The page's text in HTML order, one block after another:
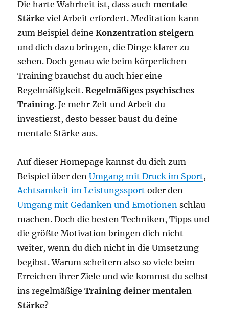
Die harte Wahrheit ist, dass auchmentale
Stärke viel Arbeit erfordert. Meditation kann
zum Beispiel deineKonzentration steigern
und dich dazu bringen, die Dinge klarer zu
sehen. Doch genau wie beim körperlichen
Training brauchst du auch hier eine
Regelmäßigkeit.Regelmäßiges psychisches
Training. Je mehr Zeit und Arbeit du
investierst, desto besser baust du deine
mentale Stärke aus.
Auf dieser Homepage kannst du dich zum
Beispiel über denUmgang mit Druck im Sport,
Achtsamkeit im Leistungssport oder den
Umgang mit Gedanken und Emotionen schlau
machen. Doch die besten Techniken, Tipps und
die größte Motivation bringen dich nicht
weiter, wenn du dich nicht in die Umsetzung
begibst. Warum scheitern also so viele beim
Erreichen ihrer Ziele und wie kommst du selbst
ins regelmäßigeTraining deiner mentalen
Stärke?